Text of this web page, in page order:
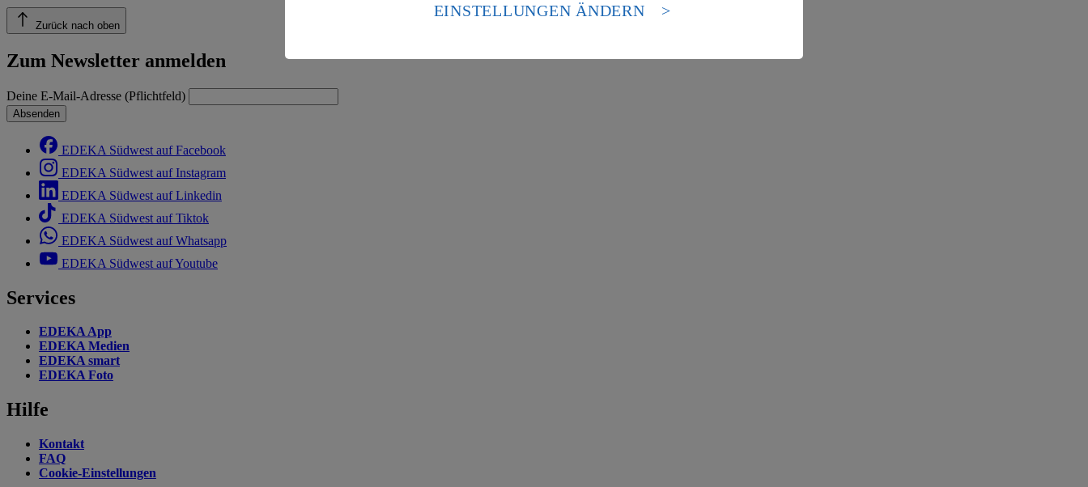
Zurück nach oben
Zum Newsletter anmelden
Deine E-Mail-Adresse (Pflichtfeld)
Absenden
EDEKA Südwest auf Facebook
EDEKA Südwest auf Instagram
EDEKA Südwest auf Linkedin
EDEKA Südwest auf Tiktok
EDEKA Südwest auf Whatsapp
EDEKA Südwest auf Youtube
Services
EDEKA App
EDEKA Medien
EDEKA smart
EDEKA Foto
Hilfe
Kontakt
FAQ
Cookie-Einstellungen
Risiko eines Zugriffs durch US-amerikanische Behörden.
EINSTELLUNGEN ÄNDERN